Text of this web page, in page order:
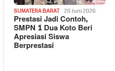
SUMATERA BARAT 20 Juni 2026
Prestasi Jadi Contoh,
SMPN 1 Dua Koto Beri
Apresiasi Siswa
Berprestasi